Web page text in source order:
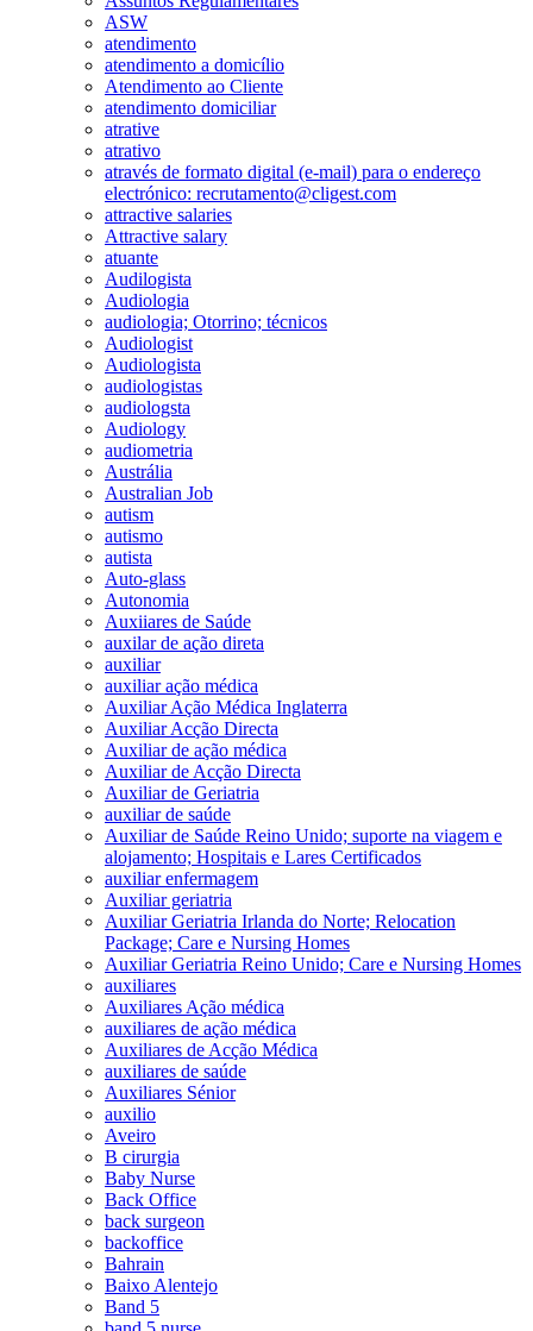
ASW
atendimento
atendimento a domicílio
Atendimento ao Cliente
atendimento domiciliar
atrative
atrativo
através de formato digital (e-mail) para o endereço
electrónico: recrutamento@cligest.com
attractive salaries
Attractive salary
atuante
Audilogista
Audiologia
audiologia; Otorrino; técnicos
Audiologist
Audiologista
audiologistas
audiologsta
Audiology
audiometria
Austrália
Australian Job
autism
autismo
autista
Auto-glass
Autonomia
Auxiiares de Saúde
auxilar de ação direta
auxiliar
auxiliar ação médica
Auxiliar Ação Médica Inglaterra
Auxiliar Acção Directa
Auxiliar de ação médica
Auxiliar de Acção Directa
Auxiliar de Geriatria
auxiliar de saúde
Auxiliar de Saúde Reino Unido; suporte na viagem e
alojamento; Hospitais e Lares Certificados
auxiliar enfermagem
Auxiliar geriatria
Auxiliar Geriatria Irlanda do Norte; Relocation
Package; Care e Nursing Homes
Auxiliar Geriatria Reino Unido; Care e Nursing Homes
auxiliares
Auxiliares Ação médica
auxiliares de ação médica
Auxiliares de Acção Médica
auxiliares de saúde
Auxiliares Sénior
auxilio
Aveiro
B cirurgia
Baby Nurse
Back Office
back surgeon
backoffice
Bahrain
Baixo Alentejo
Band 5